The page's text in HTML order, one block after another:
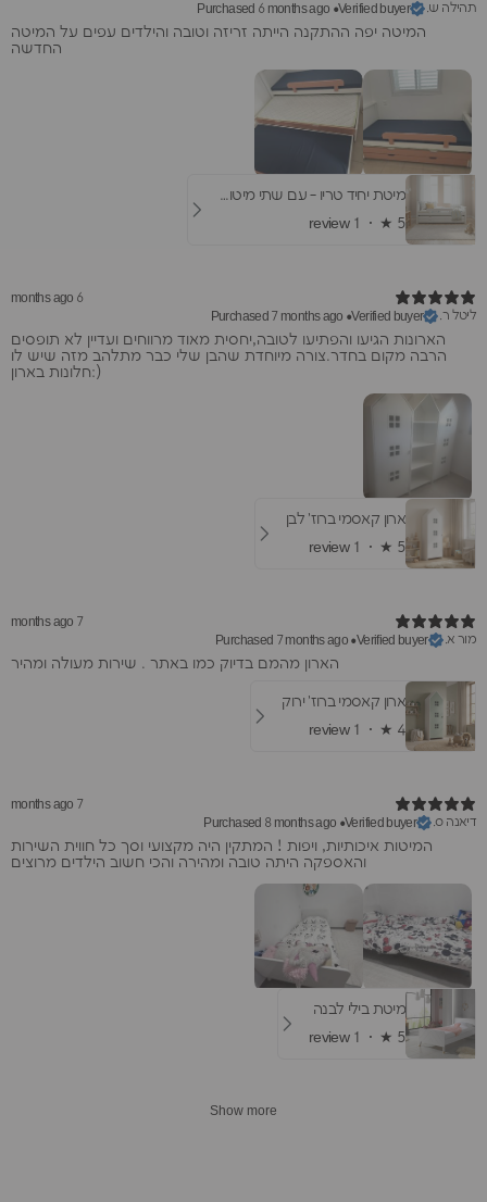
תהילה ש.
Verified buyer
•
Purchased 6 months ago
המיטה יפה ההתקנה הייתה זריזה וטובה והילדים עפים על המיטה
החדשה
מיטת יחיד טריו - עם שתי מיטות חבר
5
★ ·
1 review
6 months ago
ליטל ר.
Verified buyer
•
Purchased 7 months ago
הארונות הגיעו והפתיעו לטובה,יחסית מאוד מרווחים ועדיין לא תופסים
הרבה מקום בחדר.צורה מיוחדת שהבן שלי כבר מתלהב מזה שיש לו
חלונות בארון:)
ארון קאסמי ברוז' לבן
5
★ ·
1 review
7 months ago
מור א.
Verified buyer
•
Purchased 7 months ago
הארון מהמם בדיוק כמו באתר . שירות מעולה ומהיר
ארון קאסמי ברוז' ירוק
4
★ ·
1 review
7 months ago
דיאנה ס.
Verified buyer
•
Purchased 8 months ago
המיטות איכותיות, ויפות ! המתקין היה מקצועי וסך כל חווית השירות
והאספקה היתה טובה ומהירה והכי חשוב הילדים מרוצים
מיטת בילי לבנה
5
★ ·
1 review
Show more